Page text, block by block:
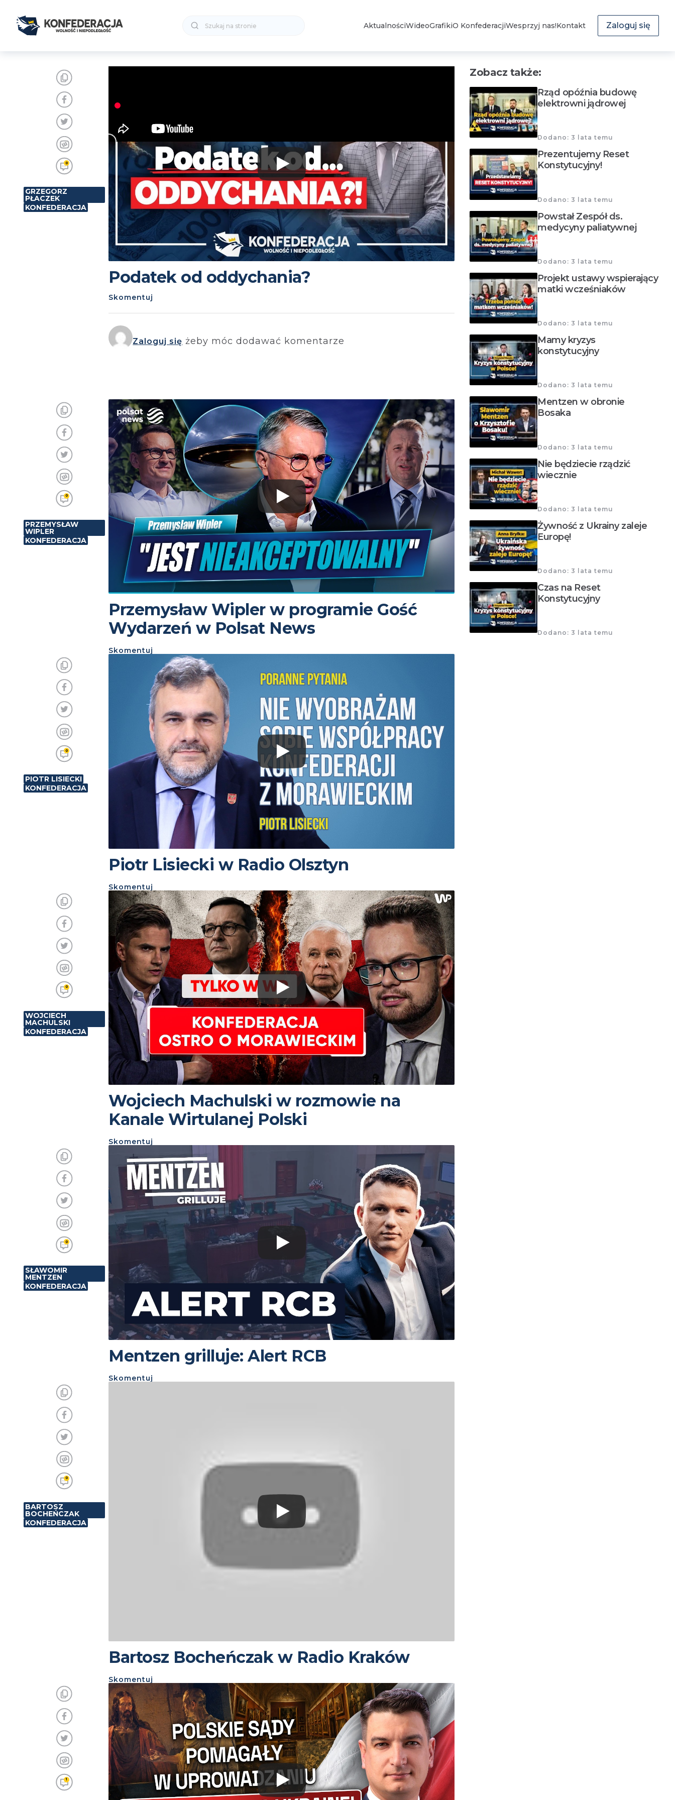
for:
AktualnościWideoGrafikiO KonfederacjiWesprzyj nas!Kontakt Zaloguj się
Podatek od oddychania?
Skomentuj
Zaloguj się żeby móc dodawać komentarze
0
GRZEGORZ
PŁACZEK
KONFEDERACJA
Przemysław Wipler w programie Gość
Wydarzeń w Polsat News
Skomentuj
0
PRZEMYSŁAW
WIPLER
KONFEDERACJA
Piotr Lisiecki w Radio Olsztyn
Skomentuj
0
PIOTR LISIECKI
KONFEDERACJA
Wojciech Machulski w rozmowie na
Kanale Wirtulanej Polski
Skomentuj
0
WOJCIECH
MACHULSKI
KONFEDERACJA
Mentzen grilluje: Alert RCB
Skomentuj
0
SŁAWOMIR
MENTZEN
KONFEDERACJA
Bartosz Bocheńczak w Radio Kraków
Skomentuj
0
BARTOSZ
BOCHEŃCZAK
KONFEDERACJA
1
Zobacz także:
Rząd opóźnia budowę
elektrowni jądrowej
Dodano: 3 lata temu
Prezentujemy Reset
Konstytucyjny!
Dodano: 3 lata temu
Powstał Zespół ds.
medycyny paliatywnej
Dodano: 3 lata temu
Projekt ustawy wspierający
matki wcześniaków
Dodano: 3 lata temu
Mamy kryzys
konstytucyjny
Dodano: 3 lata temu
Mentzen w obronie
Bosaka
Dodano: 3 lata temu
Nie będziecie rządzić
wiecznie
Dodano: 3 lata temu
Żywność z Ukrainy zaleje
Europę!
Dodano: 3 lata temu
Czas na Reset
Konstytucyjny
Dodano: 3 lata temu